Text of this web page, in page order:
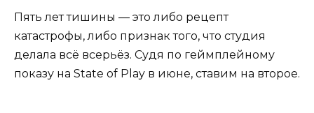
Пять лет тишины — это либо рецепт
катастрофы, либо признак того, что студия
делала всё всерьёз. Судя по геймплейному
показу на State of Play в июне, ставим на второе.